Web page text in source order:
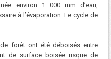
environ 1 000 mm d’eau,
à l’évaporation. Le cycle de
de forêt ont été déboisés entre
de surface boisée risque de